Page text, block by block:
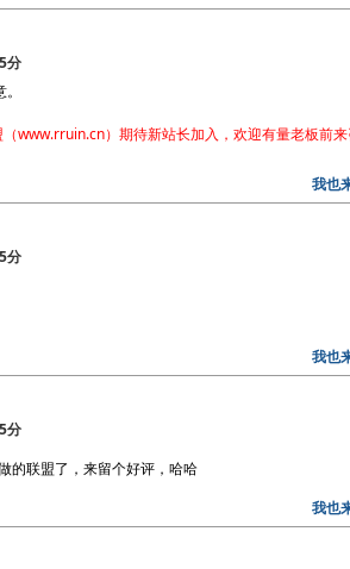
分
www.rruin.cn）期待新站长加入，欢迎有量老板前
我也
分
我也
分
的联盟了，来留个好评，哈哈
我也